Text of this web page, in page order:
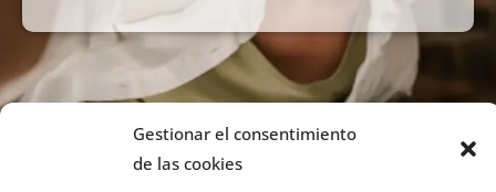
Gestionar el consentimiento
de las cookies